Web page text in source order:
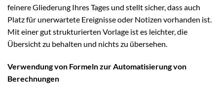
feinere Gliederung Ihres Tages und stellt sicher, dass auch
Platz für unerwartete Ereignisse oder Notizen vorhanden ist.
Mit einer gut strukturierten Vorlage ist es leichter, die
Übersicht zu behalten und nichts zu übersehen.
Verwendung von Formeln zur Automatisierung von
Berechnungen